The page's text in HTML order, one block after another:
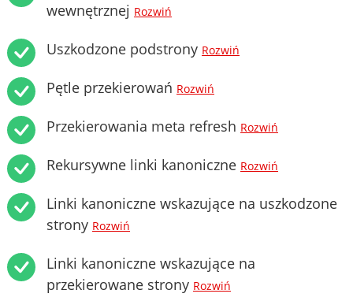
wewnętrznej Rozwiń
Uszkodzone podstrony Rozwiń
Pętle przekierowań Rozwiń
Przekierowania meta refresh Rozwiń
Rekursywne linki kanoniczne Rozwiń
Linki kanoniczne wskazujące na uszkodzone
strony Rozwiń
Linki kanoniczne wskazujące na
przekierowane strony Rozwiń